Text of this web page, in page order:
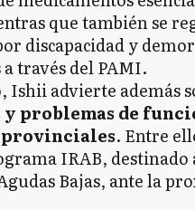
que también se
discapacidad y
través del PAMI.
Ishii advierte además
y problemas de
. Entre
IRAB, destinado
Bajas, ante la